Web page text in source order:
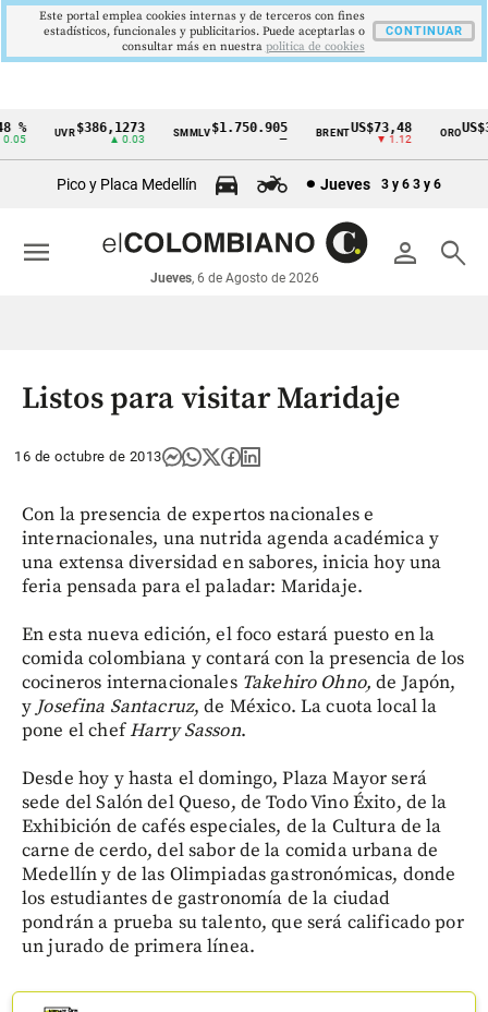
Cintillo
económicos
Colombia
UVR$386,1273
▲ 0.03
SMMLV $1.750.905 BRENTUS$73,48
▼ 1.12
ORO
Pico y Placa Medellín Jueves 3 y 6 3 y 6
person search
Jueves, 6 de Agosto de 2026
menu
Listos para visitar Maridaje
16 de octubre de 2013
Con la presencia de expertos nacionales e
internacionales, una nutrida agenda académica y
una extensa diversidad en sabores, inicia hoy una
feria pensada para el paladar: Maridaje.
En esta nueva edición, el foco estará puesto en la
comida colombiana y contará con la presencia de los
cocineros internacionales Takehiro Ohno, de Japón,
y Josefina Santacruz, de México. La cuota local la
pone el chefHarry Sasson.
Desde hoy y hasta el domingo, Plaza Mayor será
sede del Salón del Queso, de Todo Vino Éxito, de la
Exhibición de cafés especiales, de la Cultura de la
carne de cerdo, del sabor de la comida urbana de
Medellín y de las Olimpiadas gastronómicas, donde
los estudiantes de gastronomía de la ciudad
pondrán a prueba su talento, que será calificado por
un jurado de primera línea.
Este portal emplea cookies internas y de terceros con fines
estadísticos, funcionales y publicitarios. Puede aceptarlas o
consultar más en nuestra politica de cookies
CONTINUAR